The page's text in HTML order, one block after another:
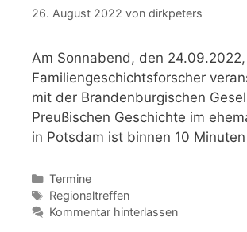
26. August 2022 von dirkpeters
Am Sonnabend, den
Familiengeschichtsforscher
mit der Brandenburgischen
Preußischen Geschichte im
in Potsdam ist binnen 10
Kategorien
Termine
Schlagwörter
Regionaltreffen
Kommentar hinterlassen